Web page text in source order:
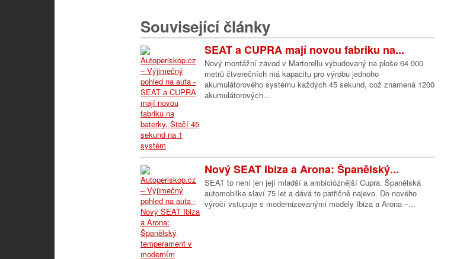
Související články
SEAT a CUPRA mají novou fabriku na...
Nový montážní závod v Martorellu vybudovaný na ploše 64 000
metrů čtverečních má kapacitu pro výrobu jednoho
akumulátorového systému každých 45 sekund, což znamená 1200
akumulátorových...
Nový SEAT Ibiza a Arona: Španělský...
SEAT to není jen její mladší a ambicióznější Cupra. Španělská
automobilka slaví 75 let a dává to patřičně najevo. Do nového
výročí vstupuje s modernizovanými modely Ibiza a Arona –...